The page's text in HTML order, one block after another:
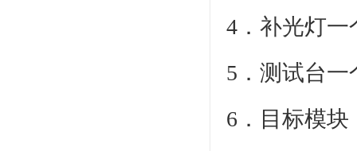
4．补光灯一
5．测试台一
6．目标模块